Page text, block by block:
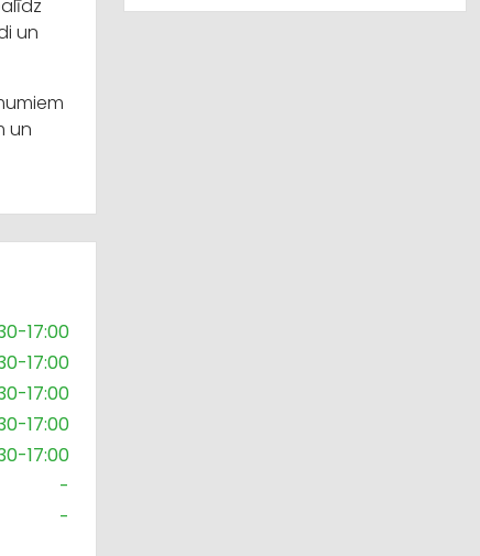
un
un
17:00
17:00
17:00
17:00
17:00
-
-